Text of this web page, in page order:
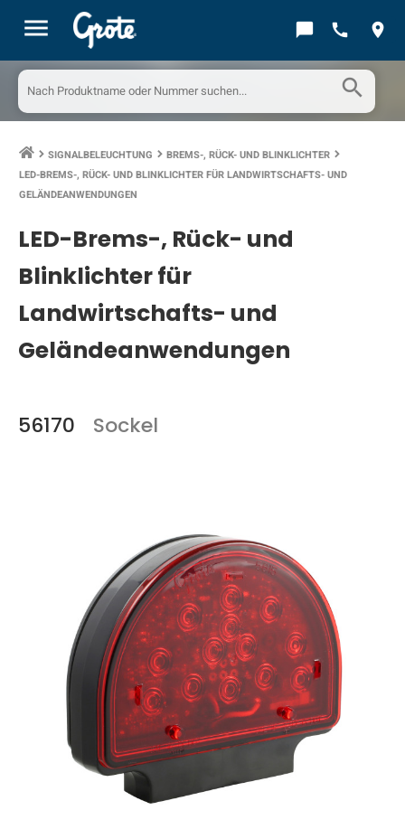
menu chat_bubble call location_on
search
keyboard_arrow_right SIGNALBELEUCHTUNG keyboard_arrow_right BREMS-, RÜCK- UND BLINKLICHTER keyboard_arrow_right
LED-BREMS-, RÜCK- UND BLINKLICHTER FÜR LANDWIRTSCHAFTS- UND
GELÄNDEANWENDUNGEN
LED-Brems-, Rück- und
Blinklichter für
Landwirtschafts- und
Geländeanwendungen
56170 Sockel